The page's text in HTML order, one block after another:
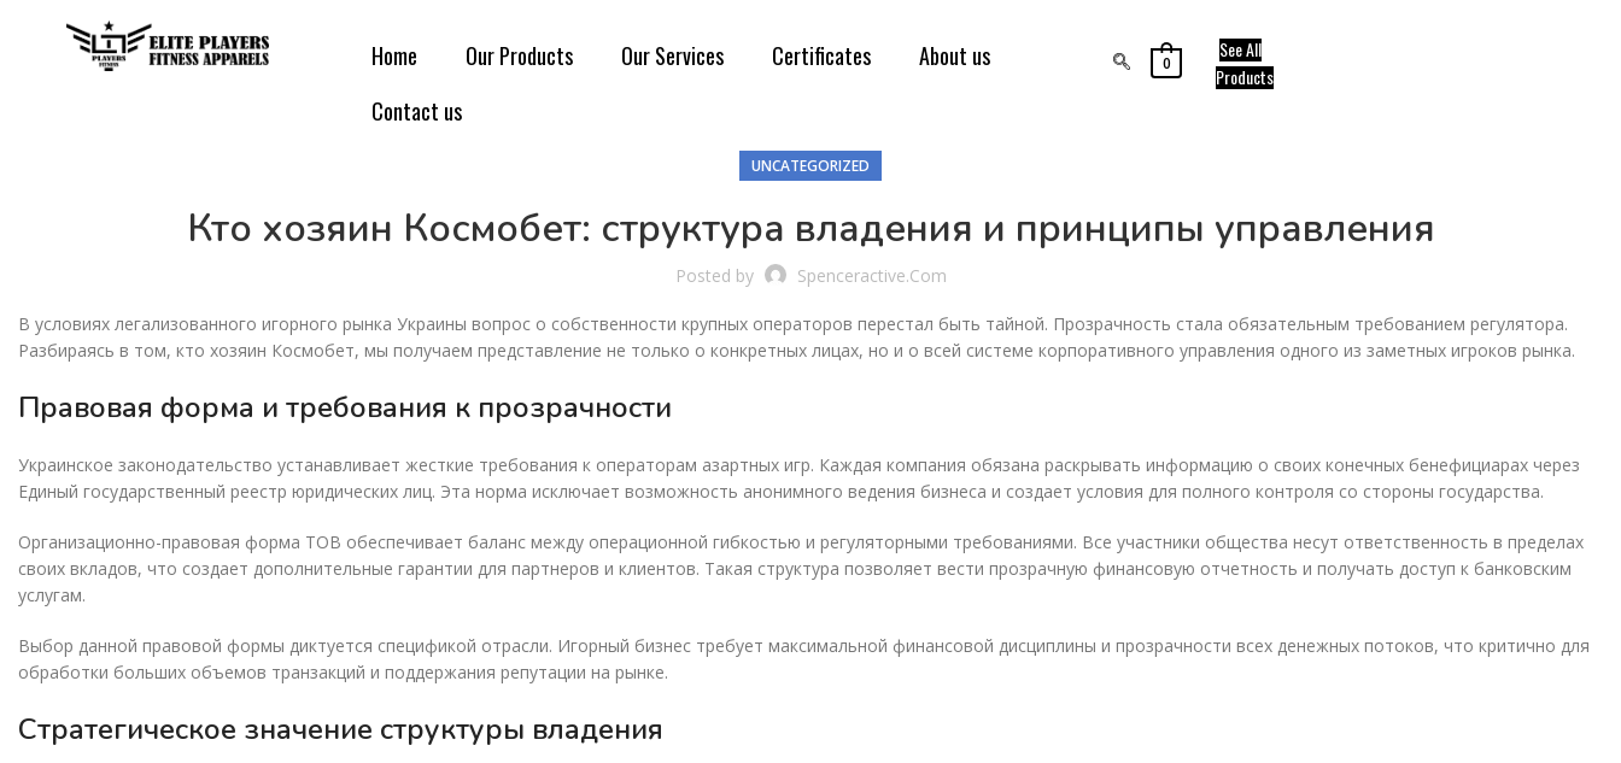
Home Our Products Our Services Certificates
About us
Contact us
0
See All
Products
UNCATEGORIZED
Кто хозяин Космобет: структура владения и принципы управления
Posted by Spenceractive.com
В условиях легализованного игорного рынка Украины вопрос о собственности крупных операторов перестал быть тайной. Прозрачность стала обязательным требованием регулятора.
Разбираясь в том, кто хозяин Космобет, мы получаем представление не только о конкретных лицах, но и о всей системе корпоративного управления одного из заметных игроков рынка.
Правовая форма и требования к прозрачности
Украинское законодательство устанавливает жесткие требования к операторам азартных игр. Каждая компания обязана раскрывать информацию о своих конечных бенефициарах через
Единый государственный реестр юридических лиц. Эта норма исключает возможность анонимного ведения бизнеса и создает условия для полного контроля со стороны государства.
Организационно-правовая форма ТОВ обеспечивает баланс между операционной гибкостью и регуляторными требованиями. Все участники общества несут ответственность в пределах
своих вкладов, что создает дополнительные гарантии для партнеров и клиентов. Такая структура позволяет вести прозрачную финансовую отчетность и получать доступ к банковским
услугам.
Выбор данной правовой формы диктуется спецификой отрасли. Игорный бизнес требует максимальной финансовой дисциплины и прозрачности всех денежных потоков, что критично для
обработки больших объемов транзакций и поддержания репутации на рынке.
Стратегическое значение структуры владения